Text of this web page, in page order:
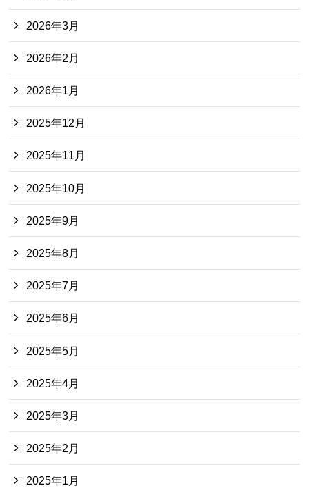
2026年3月
2026年2月
2026年1月
2025年12月
2025年11月
2025年10月
2025年9月
2025年8月
2025年7月
2025年6月
2025年5月
2025年4月
2025年3月
2025年2月
2025年1月